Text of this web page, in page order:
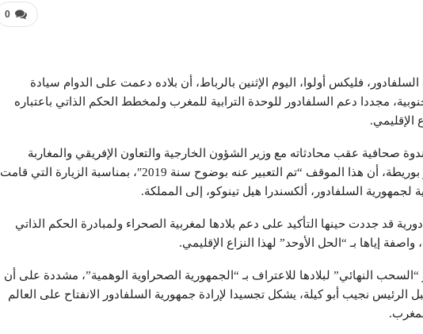
0
فليكس أولوا، اليوم الإثنين بالرباط، أن بلاده دعمت على الدوام سيادة
مجددا دعم السلفادور للوحدة الترابية للمغرب ولمخطط الحكم الذاتي باعتباره
الإقليمي.
ندوة صحافية عقب محادثاته مع وزير الشؤون الخارجية والتعاون الإفريقي والمغاربة
المقيمين بالخارج، ناصر بوريطة، أن هذا الموقف “تم التعبير عنه بوضوح سنة 2019″، بمناسبة الزيارة التي قامت
لجمهورية السلفادور، ألكسندرا هيل تينوكو، إلى المملكة.
قد جددت حينها التأكيد على دعم بلادها لمغربية الصحراء ولمبادرة الحكم الذاتي
إياها بـ “الحل الأوحد” لهذا النزاع الإقليمي.
النهائي” لبلادها للاعتراف بـ “الجمهورية الصحراوية الوهمية”، مشددة على أن
الرئيس نجيب أبو كيلة، يشكل تجسيدا لإرادة جمهورية السلفادور الانفتاح على العالم